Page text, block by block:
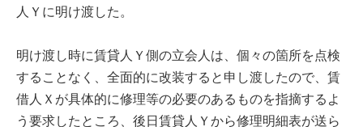
人Ｙに明け渡した。
明け渡し時に賃貸人Ｙ側の立会人は、個々の箇所を点検
することなく、全面的に改装すると申し渡したので、賃
借人Ｘが具体的に修理等の必要のあるものを指摘するよ
う要求したところ、後日賃貸人Ｙから修理明細表が送ら